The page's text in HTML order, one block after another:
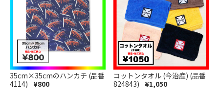
35cm×35cmのハンカチ (品番
4114) ¥800
コットンタオル (今治産) (品番
824843) ¥1,050